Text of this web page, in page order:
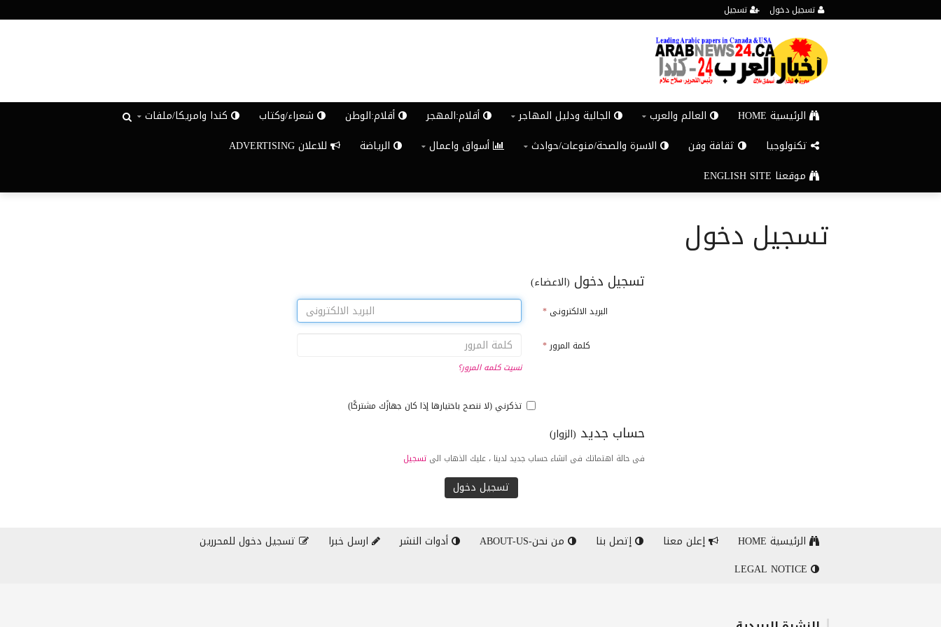
تسجيل دخول تسجيل
الرئيسية HOME العالم والعرب الجالية ودليل المهاجر أقلام:المهجر أقلام:الوطن شعراء/وكتاب
كندا وامريكا/ملفات
تكنولوجيا
ثقافة وفن الاسرة والصحة/منوعات/حوادث أسواق واعمال الرياضة
للاعلان ADVERTISING
موقعنا ENGLISH SITE
تسجيل دخول
تسجيل دخول (الاعضاء)
البريد الالكترونى *
كلمة المرور *
نسيت كلمه المرور؟
تذكرني (لا ننصح باختيارها إذا كان جهازًك مشتركًا)
حساب جديد (الزوار)
فى حالة اهتماتك فى انشاء حساب جديد لدينا ، عليك الذهاب الىتسجيل
الرئيسية HOME إعلن معنا إتصل بنا من نحن-ABOUT-US أدوات النشر ارسل خبرا
تسجيل دخول للمحررين